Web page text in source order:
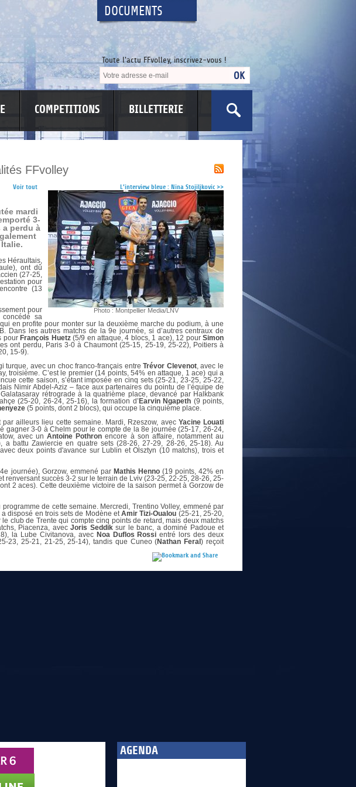
DOCUMENTS
Toute l'actu FFvolley, inscrivez-vous !
COMPETITIONS BILLETTERIE
INFORMATIONS CORONAVIRUS
DOCUMENTS UTILES
SITUATION SANITAIRE
COVID-19
CLIQUEZ ICI
FFvolley
Voir tout L’interview bleue : Nina Stojiljkovic >>
Photo : Montpellier Media/LNV
mardi
3-
a perdu à
Héraultais,
ont dû
(27-25,
pour
(13
pour
sa
en profite pour monter sur la deuxième marche du podium, à une
Dans les autres matchs de la 9e journée, si d’autres centraux de
pour François Huetz(5/9 en attaque, 4 blocs, 1 ace), 12 pourSimon
ont perdu, Paris 3-0 à Chaumont (25-15, 25-19, 25-22), Poitiers à
15-9).
turque, avec un choc franco-français entreTrévor Clevenot, avec le
troisième. C’est le premier (14 points, 54% en attaque, 1 ace) qui a
cette saison, s’étant imposée en cinq sets (25-21, 23-25, 25-22,
Nimir Abdel-Aziz – face aux partenaires du pointu de l’équipe de
rétrograde à la quatrième place, devancé par Halkbank
(25-20, 26-24, 25-16), la formation d’ Earvin Ngapeth (9 points,
(5 points, dont 2 blocs), qui occupe la cinquième place.
ailleurs lieu cette semaine. Mardi, Rzeszow, avec Yacine Louati
gagner 3-0 à Chelm pour le compte de la 8e journée (25-17, 26-24,
avec unAntoine Pothron encore à son affaire, notamment au
battu Zawiercie en quatre sets (28-26, 27-29, 28-26, 25-18). Au
deux points d'avance sur Lublin et Olsztyn (10 matchs), trois et
journée), Gorzow, emmené par Mathis Henno(19 points, 42% en
renversant succès 3-2 sur le terrain de Lviv (23-25, 22-25, 28-26, 25-
2 aces). Cette deuxième victoire de la saison permet à Gorzow de
de cette semaine. Mercredi, Trentino Volley, emmené par
disposé en trois sets de Modène etAmir Tizi-Oualou (25-21, 25-20,
club de Trente qui compte cinq points de retard, mais deux matchs
Piacenza, avec Joris Seddiksur le banc, a dominé Padoue et
la Lube Civitanova, avec Noa Duflos Rossientré lors des deux
23, 25-21, 21-25, 25-14), tandis que Cuneo (Nathan Feral) reçoit
AGENDA